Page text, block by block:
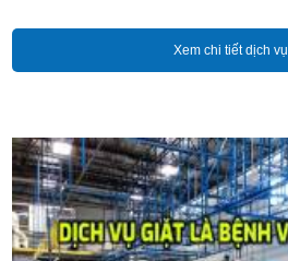
Xem chi tiết dịch vụ